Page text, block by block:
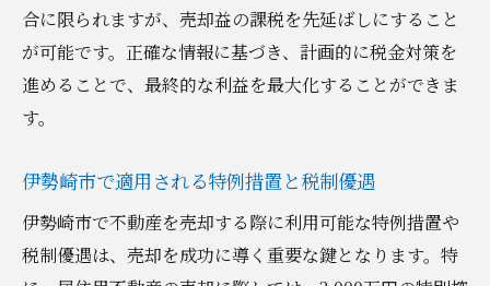
合に限られますが、売却益の課税を先延ばしにすること
が可能です。正確な情報に基づき、計画的に税金対策を
進めることで、最終的な利益を最大化することができま
す。
伊勢崎市で適用される特例措置と税制優遇
伊勢崎市で不動産を売却する際に利用可能な特例措置や
税制優遇は、売却を成功に導く重要な鍵となります。特